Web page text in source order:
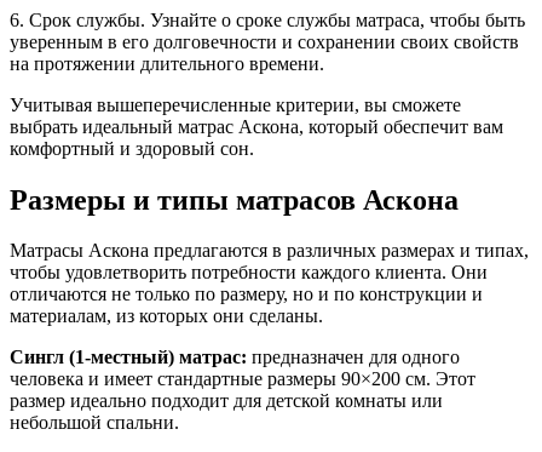
6. Срок службы. Узнайте о сроке службы матраса, чтобы быть
уверенным в его долговечности и сохранении своих свойств
на протяжении длительного времени.
Учитывая вышеперечисленные критерии, вы сможете
выбрать идеальный матрас Аскона, который обеспечит вам
комфортный и здоровый сон.
Размеры и типы матрасов Аскона
Матрасы Аскона предлагаются в различных размерах и типах,
чтобы удовлетворить потребности каждого клиента. Они
отличаются не только по размеру, но и по конструкции и
материалам, из которых они сделаны.
Сингл (1-местный) матрас: предназначен для одного
человека и имеет стандартные размеры 90×200 см. Этот
размер идеально подходит для детской комнаты или
небольшой спальни.